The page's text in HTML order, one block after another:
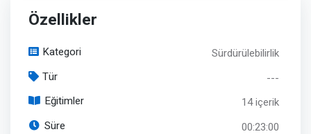
Özellikler
Kategori Sürdürülebilirlik
Tür ---
Eğitimler 14 içerik
Süre 00:23:00